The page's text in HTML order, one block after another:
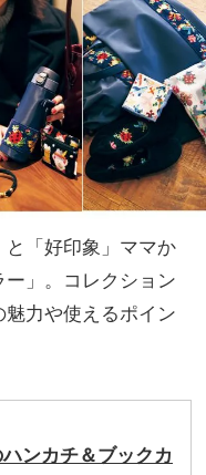
を拝
見！
「好印象」ママか
」。コレクション
力や使えるポイン
ンカチ＆ブックカ